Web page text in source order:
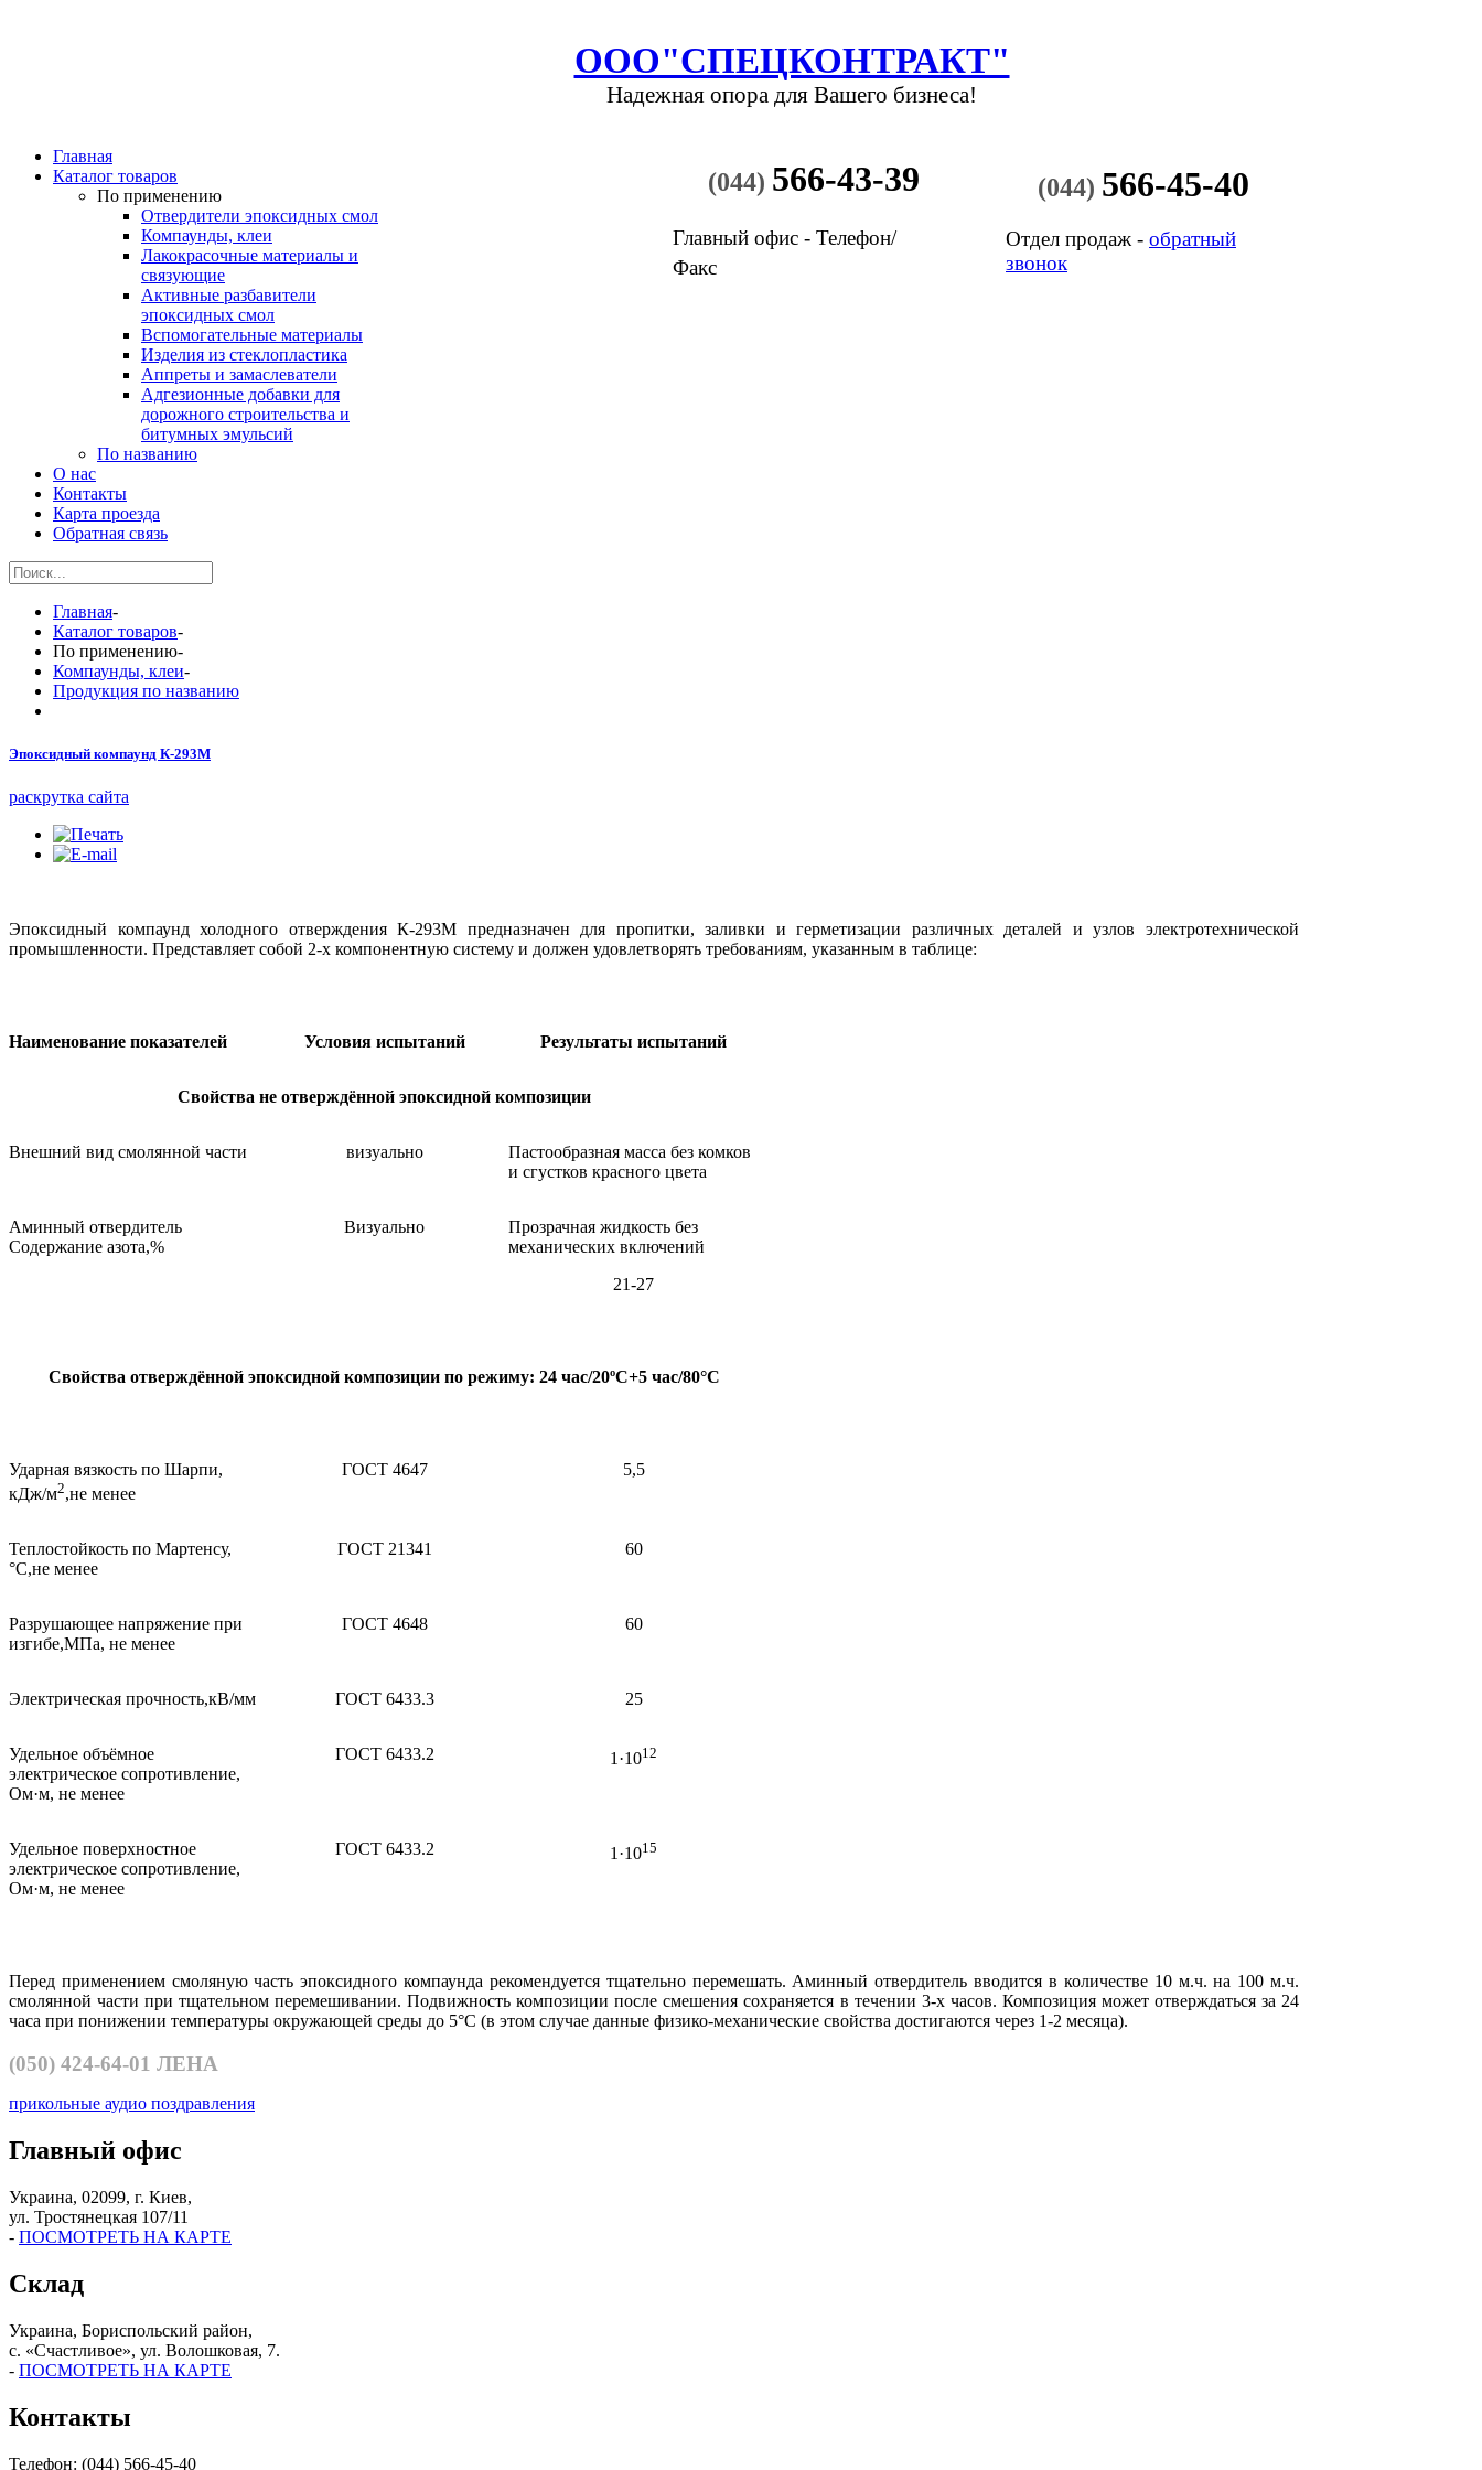
ООО"СПЕЦКОНТРАКТ"
Надежная опора для Вашего бизнеса!
(044) 566-43-39
Главный офис - Телефон/
Факс
(044) 566-45-40
Отдел продаж - обратный
звонок
Главная
Каталог товаров
По применению
Отвердители эпоксидных смол
Компаунды, клеи
Лакокрасочные материалы и
связующие
Активные разбавители
эпоксидных смол
Вспомогательные материалы
Изделия из стеклопластика
Аппреты и замаслеватели
Адгезионные добавки для
дорожного строительства и
битумных эмульсий
По названию
О нас
Контакты
Карта проезда
Обратная связь
Главная-
Каталог товаров-
По применению-
Компаунды, клеи-
Продукция по названию
Эпоксидный компаунд К-293М
раскрутка сайта
Эпоксидный компаунд холодного отверждения К-293М предназначен для пропитки, заливки и герметизации различных деталей и узлов электро­технической
промышленности. Представляет собой 2-х компонентную систему и должен удовлетворять требованиям, указанным в таблице:
Наименование показателей Условия испытаний Результаты испытаний
Свойства не отверждённой эпоксидной композиции
Внешний вид смолянной части визуально
Пастообразная масса без комков
и сгустков красного цвета
Аминный отвердитель
Содержание азота,%
Визуально
Прозрачная жидкость без
механических включений
21-27
Свойства отверждённой эпоксидной композиции по режиму: 24 час/20ºС+5 час/80°С
Ударная вязкость по Шарпи,
кДж/м2,не менее
ГОСТ 4647 5,5
Теплостойкость по Мартенсу,
°С,не менее
ГОСТ 21341 60
Разрушающее напряжение при
изгибе,МПа, не менее
ГОСТ 4648 60
Электрическая прочность,кВ/мм ГОСТ 6433.3 25
Удельное объёмное
электрическое сопро­тивление,
Ом·м, не менее
ГОСТ 6433.2 1·1012
Удельное повер­хностное
электрическое сопротивление,
Ом·м, не менее
ГОСТ 6433.2 1·1015
Перед применением смоляную часть эпоксидного компаунда рекомендуется тщательно перемешать. Аминный отвердитель вводится в количестве 10 м.ч. на 100 м.ч.
смолянной части при тщательном перемешивании. Подвижность композиции после смешения сохраняется в течении 3-х часов. Композиция может отверждаться за 24
часа при понижении температуры окружающей среды до 5°С (в этом случае данные физико-механические свойства достигаются через 1-2 месяца).
(050) 424-64-01 ЛЕНА
прикольные аудио поздравления
Главный офис
Украина, 02099, г. Киев,
ул. Тростянецкая 107/11
- ПОСМОТРЕТЬ НА КАРТЕ
Склад
Украина, Бориспольский район,
с. «Счастливое», ул. Волошковая, 7.
- ПОСМОТРЕТЬ НА КАРТЕ
Контакты
Телефон: (044) 566-45-40